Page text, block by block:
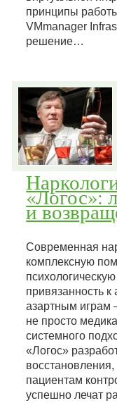
принципы
VMmanager
решение…
«Логос»:
и
Современная
комплексную
привязанность к
азартным играм
не просто
системного
«Логос»
восстановления,
пациентам
успешно лечат